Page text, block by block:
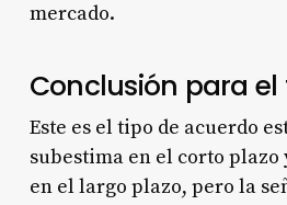
mercado.
Conclusión para
Este es el tipo de acuerdo
subestima en el corto plazo
en el largo plazo, pero la